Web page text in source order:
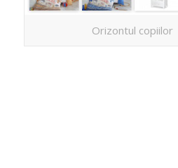
Orizontul copiilor